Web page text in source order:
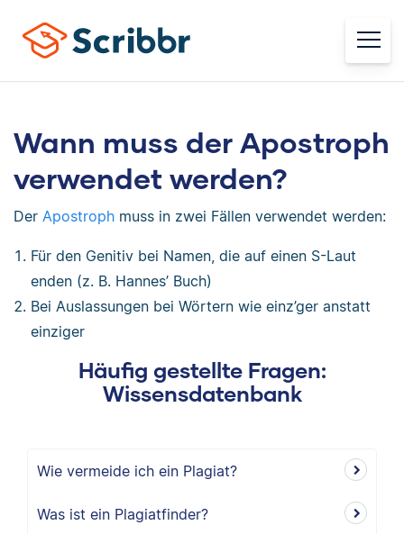
Wann muss der Apostroph
verwendet werden?
Der Apostroph muss in zwei Fällen verwendet werden:
Für den Genitiv bei Namen, die auf einen S-Laut
enden (z. B. Hannes’ Buch)
Bei Auslassungen bei Wörtern wie einz’ger anstatt
einziger
Häufig gestellte Fragen:
Wissensdatenbank
Wie vermeide ich ein Plagiat?
Was ist ein Plagiatfinder?